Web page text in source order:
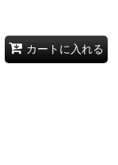
カートに入れる